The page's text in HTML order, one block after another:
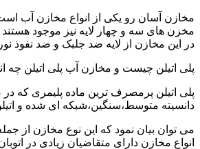
مخازن آسان رو یکی از انواع مخازن آب
مخزن های سه و چهار لایه نیز موجود
در این مخازن از لایه ضد جلبک و ضد نفوذ
پلی اتیلن چیست و مخازن آب پلی اتیلن چه
دانسیته متوسط،سنگین،شبکه ای شده و
می توان بیان نمود که این نوع مخازن از
انواع مخازن دارای متقاضیان زیادی در